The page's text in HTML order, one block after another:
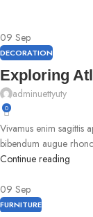
09 Sep
DECORATION
Exploring
adminuettyuty
0
Vivamus enim sagittis
bibendum augue
Continue reading
09 Sep
FURNITURE